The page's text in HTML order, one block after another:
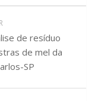
de resíduo
de mel da
SP